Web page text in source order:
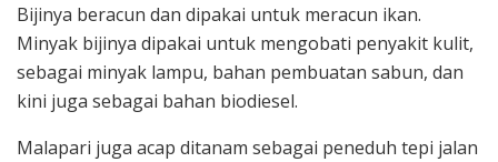
Bijinya beracun dan dipakai untuk meracun ikan.
Minyak bijinya dipakai untuk mengobati penyakit kulit,
sebagai minyak lampu, bahan pembuatan sabun, dan
kini juga sebagai bahan biodiesel.
Malapari juga acap ditanam sebagai peneduh tepi jalan